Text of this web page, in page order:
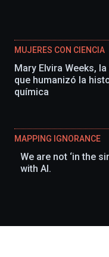
MUJERES CON CIENCIA
Mary Elvira Weeks,
que humanizó la
química
MAPPING IGNORANCE
We are not ‘in the
with AI.